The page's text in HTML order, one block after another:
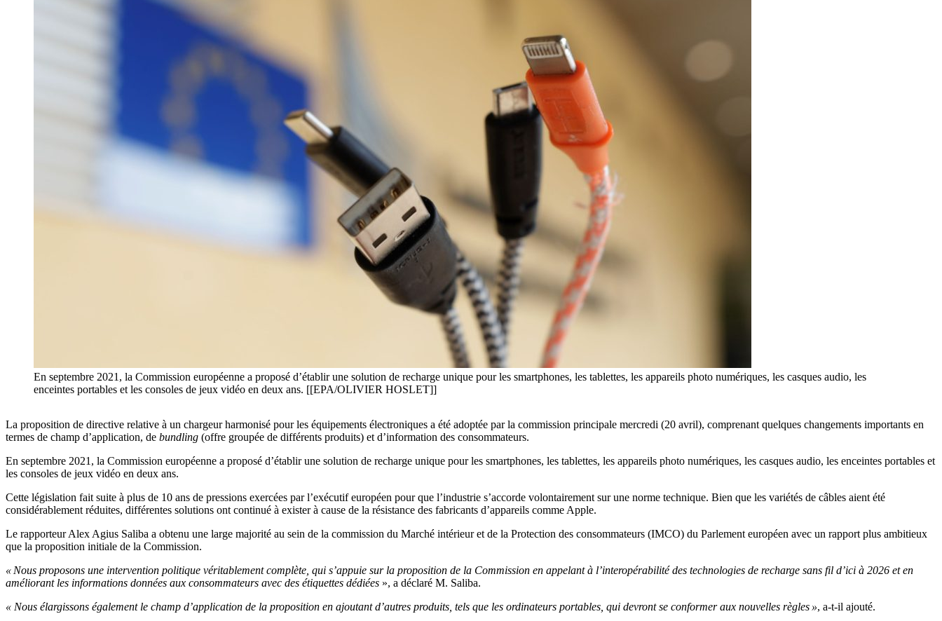
En septembre 2021, la Commission européenne a proposé d’établir une solution de recharge unique pour les smartphones, les tablettes, les appareils photo numériques, les casques audio, les
enceintes portables et les consoles de jeux vidéo en deux ans. [[EPA/OLIVIER HOSLET]]
La proposition de directive relative à un chargeur harmonisé pour les équipements électroniques a été adoptée par la commission principale mercredi (20 avril), comprenant quelques changements importants en
termes de champ d’application, de bundling (offre groupée de différents produits) et d’information des consommateurs.
En septembre 2021, la Commission européenne a proposé d’établir une solution de recharge unique pour les smartphones, les tablettes, les appareils photo numériques, les casques audio, les enceintes portables et
les consoles de jeux vidéo en deux ans.
Cette législation fait suite à plus de 10 ans de pressions exercées par l’exécutif européen pour que l’industrie s’accorde volontairement sur une norme technique. Bien que les variétés de câbles aient été
considérablement réduites, différentes solutions ont continué à exister à cause de la résistance des fabricants d’appareils comme Apple.
Le rapporteur Alex Agius Saliba a obtenu une large majorité au sein de la commission du Marché intérieur et de la Protection des consommateurs (IMCO) du Parlement européen avec un rapport plus ambitieux
que la proposition initiale de la Commission.
« Nous proposons une intervention politique véritablement complète, qui s’appuie sur la proposition de la Commission en appelant à l’interopérabilité des technologies de recharge sans fil d’ici à 2026 et en
améliorant les informations données aux consommateurs avec des étiquettes dédiées », a déclaré M. Saliba.
« Nous élargissons également le champ d’application de la proposition en ajoutant d’autres produits, tels que les ordinateurs portables, qui devront se conformer aux nouvelles règles », a-t-il ajouté.